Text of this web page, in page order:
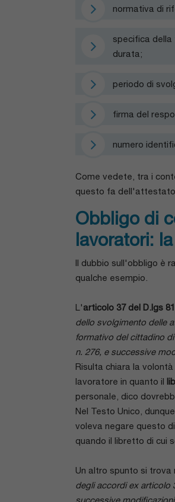
normativa di
specifica della
durata;
periodo di
firma del
numero
Come vedete, tra i
questo fa
Obbligo di
lavoratori:
Il dubbio sull'obbligo è
qualche esempio.
L'articolo 37 del D.lgs
dello svolgimento delle
formativo del cittadino
n. 276, e successive
Risulta chiara la
lavoratore in quanto il
personale, dico
Nel Testo Unico,
voleva negare questo
quando il libretto di cui
Un altro spunto si trova
degli accordi ex articolo
successive